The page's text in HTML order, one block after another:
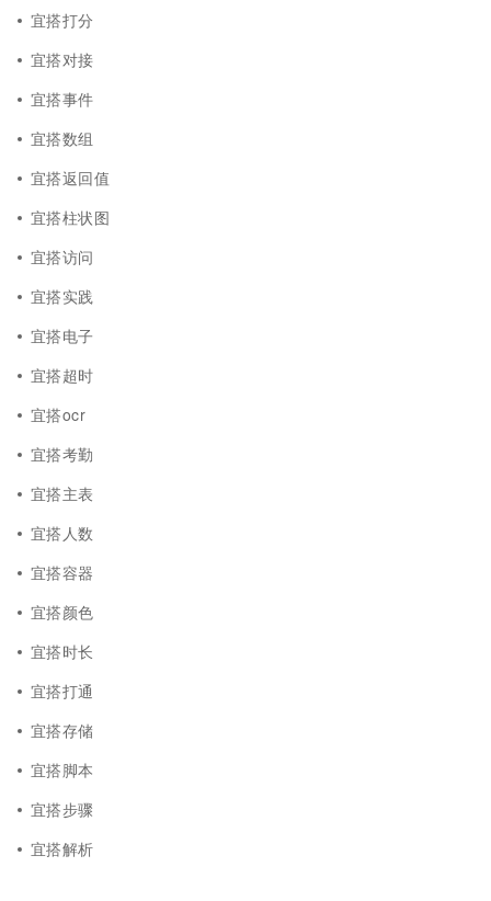
宜搭打分
宜搭对接
宜搭事件
宜搭数组
宜搭返回值
宜搭柱状图
宜搭访问
宜搭实践
宜搭电子
宜搭超时
宜搭ocr
宜搭考勤
宜搭主表
宜搭人数
宜搭容器
宜搭颜色
宜搭时长
宜搭打通
宜搭存储
宜搭脚本
宜搭步骤
宜搭解析